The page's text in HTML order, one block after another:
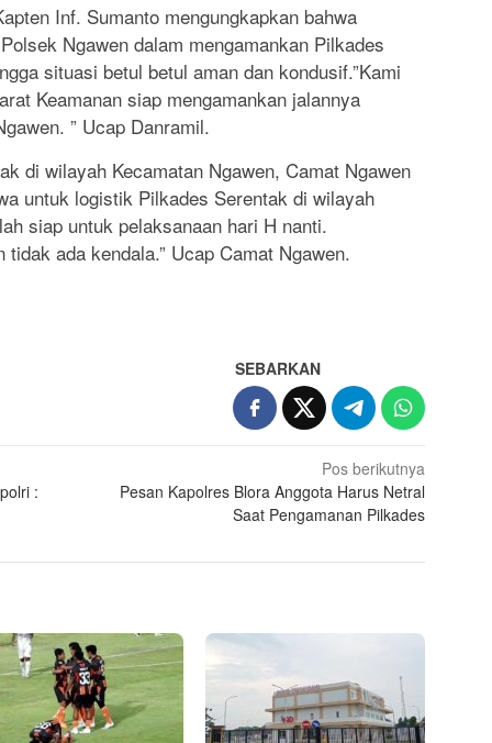
Inf. Sumanto mengungkapkan bahwa
Ngawen dalam mengamankan Pilkades
situasi betul betul aman dan kondusif.”Kami
Keamanan siap mengamankan jalannya
” Ucap Danramil.
di wilayah Kecamatan Ngawen, Camat Ngawen
untuk logistik Pilkades Serentak di wilayah
siap untuk pelaksanaan hari H nanti.
ada kendala.” Ucap Camat Ngawen.
SEBARKAN
:
Pos berikutnya
Pesan Kapolres Blora Anggota Harus Netral
Saat Pengamanan Pilkades